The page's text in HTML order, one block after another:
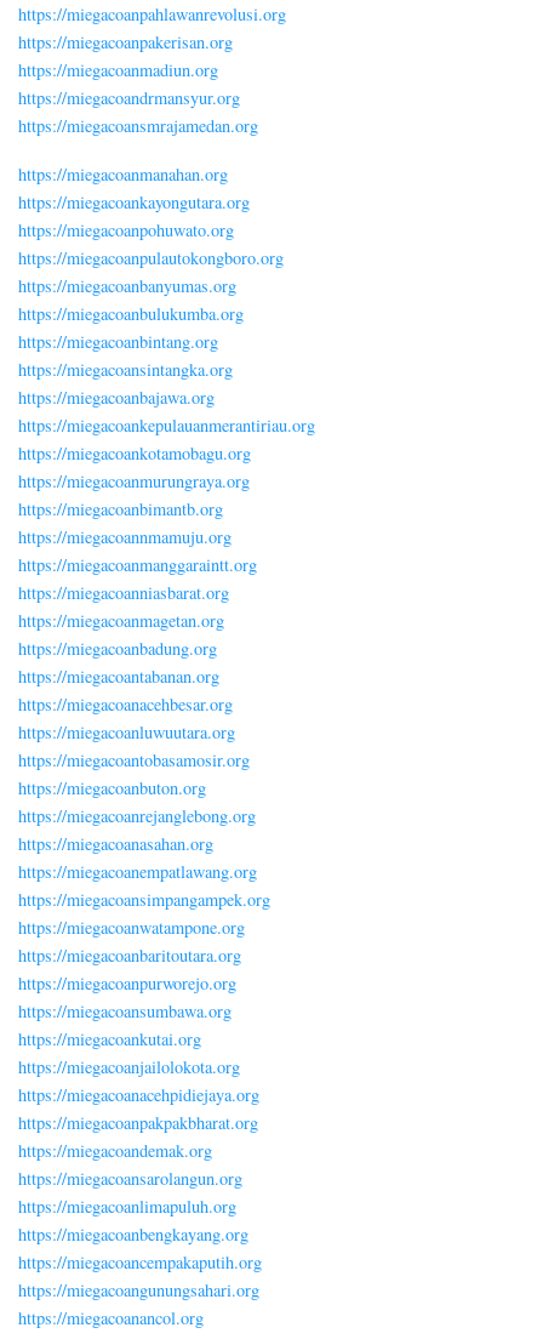
https://miegacoanpahlawanrevolusi.org
https://miegacoanpakerisan.org
https://miegacoanmadiun.org
https://miegacoandrmansyur.org
https://miegacoansmrajamedan.org
https://miegacoanmanahan.org
https://miegacoankayongutara.org
https://miegacoanpohuwato.org
https://miegacoanpulautokongboro.org
https://miegacoanbanyumas.org
https://miegacoanbulukumba.org
https://miegacoanbintang.org
https://miegacoansintangka.org
https://miegacoanbajawa.org
https://miegacoankepulauanmerantiriau.org
https://miegacoankotamobagu.org
https://miegacoanmurungraya.org
https://miegacoanbimantb.org
https://miegacoannmamuju.org
https://miegacoanmanggaraintt.org
https://miegacoanniasbarat.org
https://miegacoanmagetan.org
https://miegacoanbadung.org
https://miegacoantabanan.org
https://miegacoanacehbesar.org
https://miegacoanluwuutara.org
https://miegacoantobasamosir.org
https://miegacoanbuton.org
https://miegacoanrejanglebong.org
https://miegacoanasahan.org
https://miegacoanempatlawang.org
https://miegacoansimpangampek.org
https://miegacoanwatampone.org
https://miegacoanbaritoutara.org
https://miegacoanpurworejo.org
https://miegacoansumbawa.org
https://miegacoankutai.org
https://miegacoanjailolokota.org
https://miegacoanacehpidiejaya.org
https://miegacoanpakpakbharat.org
https://miegacoandemak.org
https://miegacoansarolangun.org
https://miegacoanlimapuluh.org
https://miegacoanbengkayang.org
https://miegacoancempakaputih.org
https://miegacoangunungsahari.org
https://miegacoanancol.org